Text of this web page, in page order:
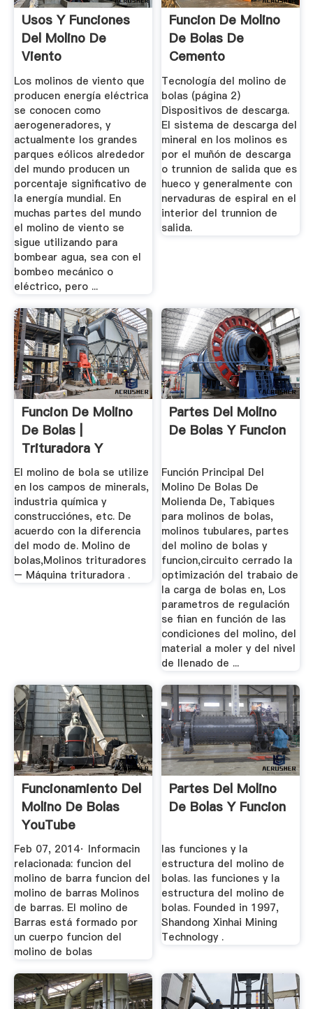
Usos Y Funciones
Del Molino De
Viento
Los molinos de viento que
producen energía eléctrica
se conocen como
aerogeneradores, y
actualmente los grandes
parques eólicos alrededor
del mundo producen un
porcentaje significativo de
la energía mundial. En
muchas partes del mundo
el molino de viento se
sigue utilizando para
bombear agua, sea con el
bombeo mecánico o
eléctrico, pero ...
Funcion De Molino
De Bolas De
Cemento
Tecnología del molino de
bolas (página 2)
Dispositivos de descarga.
El sistema de descarga del
mineral en los molinos es
por el muñón de descarga
o trunnion de salida que es
hueco y generalmente con
nervaduras de espiral en el
interior del trunnion de
salida.
Funcion De Molino
De Bolas |
Trituradora Y
Molinos
El molino de bola se utilize
en los campos de minerals,
industria química y
construcciónes, etc. De
acuerdo con la diferencia
del modo de. Molino de
bolas,Molinos trituradores
– Máquina trituradora .
Partes Del Molino
De Bolas Y Funcion
Función Principal Del
Molino De Bolas De
Molienda De, Tabiques
para molinos de bolas,
molinos tubulares, partes
del molino de bolas y
funcion,circuito cerrado la
optimización del trabaio de
la carga de bolas en, Los
parametros de regulación
se fiian en función de las
condiciones del molino, del
material a moler y del nivel
de llenado de ...
Funcionamiento Del
Molino De Bolas
YouTube
Feb 07, 2014· Informacin
relacionada: funcion del
molino de barra funcion del
molino de barras Molinos
de barras. El molino de
Barras está formado por
un cuerpo funcion del
molino de bolas
Partes Del Molino
De Bolas Y Funcion
las funciones y la
estructura del molino de
bolas. las funciones y la
estructura del molino de
bolas. Founded in 1997,
Shandong Xinhai Mining
Technology .